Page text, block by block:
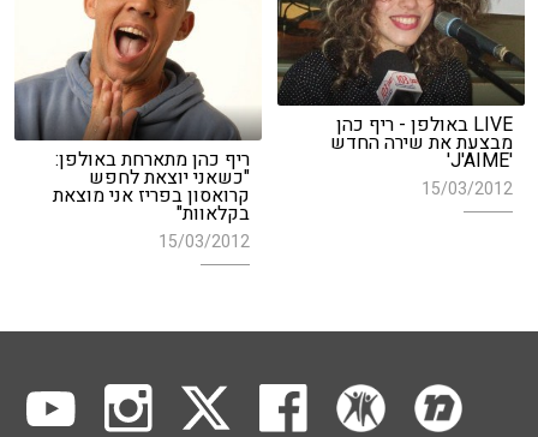
LIVE באולפן - ריף כהן
מבצעת את שירה החדש
'J'AIME'
15/03/2012
ריף כהן מתארחת באולפן:
"כשאני יוצאת לחפש
קרואסון בפריז אני מוצאת
בקלאוות"
15/03/2012